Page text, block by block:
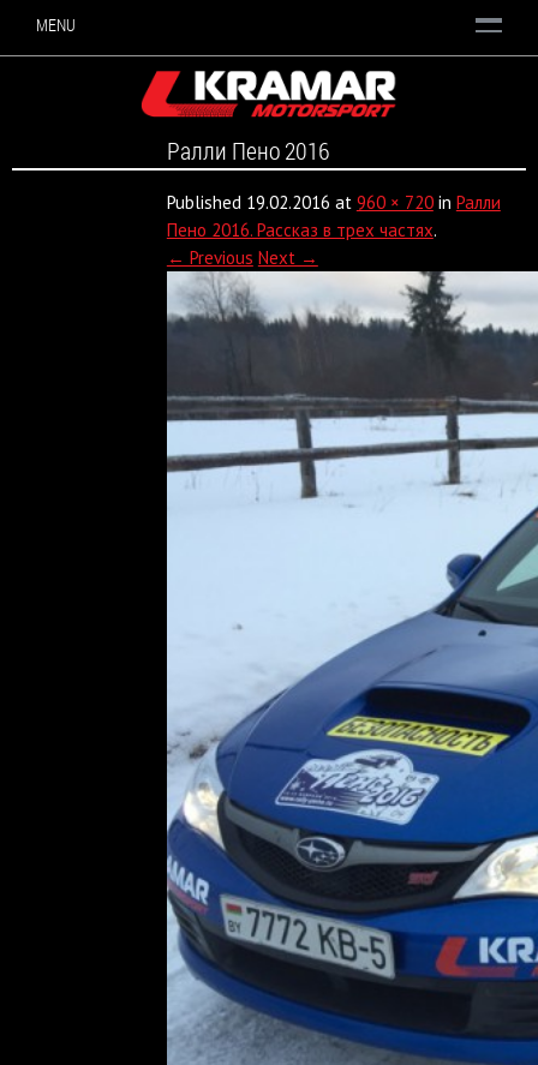
MENU
Ралли Пено 2016
Published 19.02.2016 at 960 × 720in Ралли
Пено 2016. Рассказ в трех частях.
← Previous Next →